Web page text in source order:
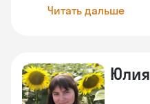
Читать дальше
Юлия